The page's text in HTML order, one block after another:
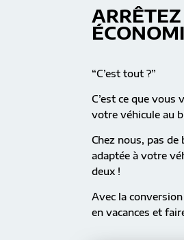
“C’est tout ?”
C’est ce que
votre véhicule au
Chez nous, pas
adaptée à votre
deux !
Avec la
en vacances et